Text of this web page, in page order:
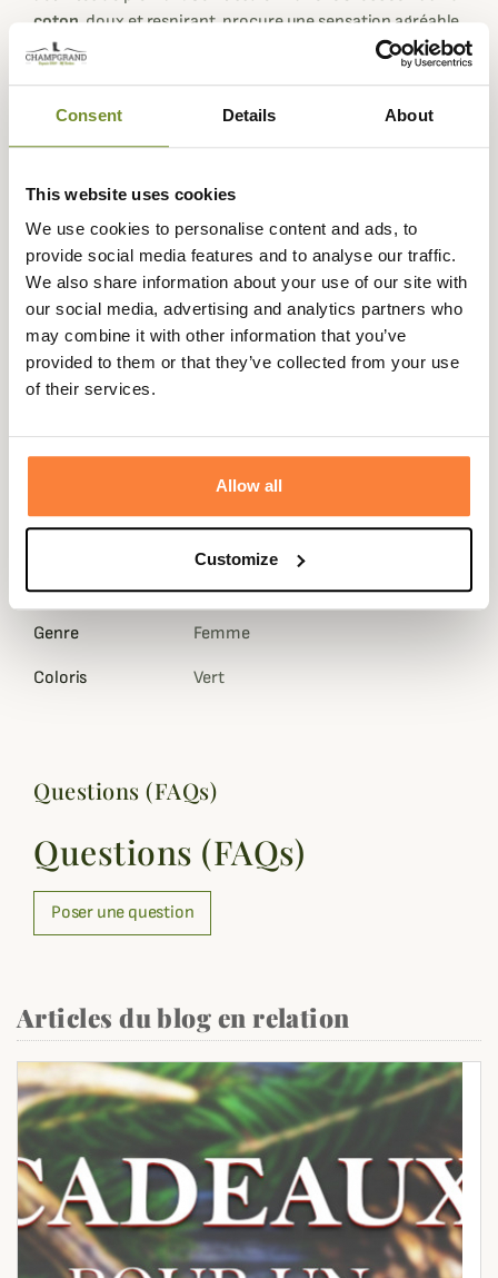
Consent Details About
This website uses cookies
We use cookies to personalise content and ads, to
provide social media features and to analyse our traffic.
We also share information about your use of our site with
our social media, advertising and analytics partners who
may combine it with other information that you’ve
provided to them or that they’ve collected from your use
of their services.
Allow all
Customize
coton , doux et respirant, procure une sensation agréable
tout en offrant la solidité nécessaire aux longues
Sonmotif à carreaux de chasseévoque la tradition et
contrasté en imitation daim, gage de durabilité et de
résistance à l’usure. Une
poche zippée sur la poitrine
permet de garder l’essentiel à portée de main, tandis que
la
patte de boutonnage avec bouton-pression
assure un
maintien sûr et pratique.
Sacoupe fémininemet en valeur la silhouette sans
compromettre le confort. Qu’il s’agisse d’une journée de
chasse ou d’une sortie en nature, la Pajala est une pièce
Fiche technique
Matière Coton, Polyester
Genre Femme
Coloris Vert
Questions (FAQs)
Questions (FAQs)
Poser une question
Articles du blog en relation